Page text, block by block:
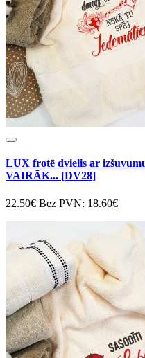
LUX frotē dvielis ar
VAIRĀK... [DV28]
22.50€ Bez PVN: 18.60€